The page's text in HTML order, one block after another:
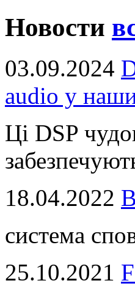
Новости
03.09.2024
audio у
Ці DSP
18.04.2022
система
25.10.2021